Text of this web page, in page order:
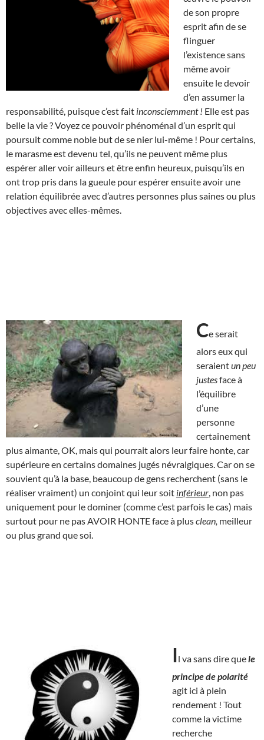
de son propre
esprit afin de se
flinguer
l’existence sans
même avoir
ensuite le devoir
d’en assumer la
responsabilité, puisque c’est fait inconsciemment ! Elle est pas
belle la vie ? Voyez ce pouvoir phénoménal d’un esprit qui
poursuit comme noble but de se nier lui-même ! Pour certains,
le marasme est devenu tel, qu’ils ne peuvent même plus
espérer aller voir ailleurs et être enfin heureux, puisqu’ils en
ont trop pris dans la gueule pour espérer ensuite avoir une
relation équilibrée avec d’autres personnes plus saines ou plus
objectives avec elles-mêmes.
Ce serait
alors eux qui
seraientun peu
justesface à
l’équilibre
d’une
personne
certainement
plus aimante, OK, mais qui pourrait alors leur faire honte, car
supérieure en certains domaines jugés névralgiques. Car on se
souvient qu’à la base, beaucoup de gens recherchent (sans le
réaliser vraiment) un conjoint qui leur soit inférieur , non pas
uniquement pour le dominer (comme c’est parfois le cas) mais
surtout pour ne pas AVOIR HONTE face à plusclean, meilleur
ou plus grand que soi.
Il va sans dire quele
principe de polarité
agit ici à plein
rendement ! Tout
comme la victime
recherche